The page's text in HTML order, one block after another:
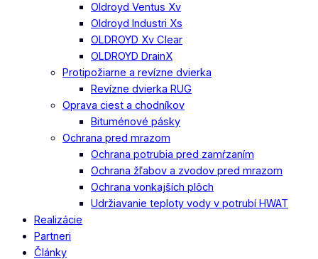
Oldroyd Ventus Xv
Oldroyd Industri Xs
OLDROYD Xv Clear
OLDROYD DrainX
Protipožiarne a revízne dvierka
Revízne dvierka RUG
Oprava ciest a chodníkov
Bituménové pásky
Ochrana pred mrazom
Ochrana potrubia pred zamŕzaním
Ochrana žľabov a zvodov pred mrazom
Ochrana vonkajších plôch
Udržiavanie teploty vody v potrubí HWAT
Realizácie
Partneri
Články